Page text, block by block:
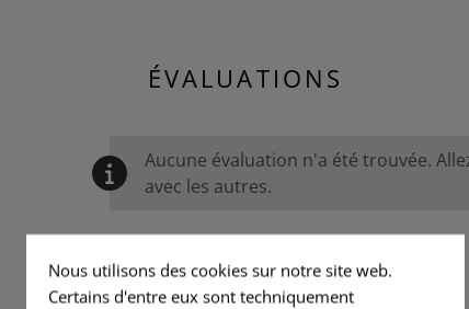
ÉVALUATIONS
Aucune évaluation n'a été trouvée.
avec les autres.
Nous utilisons des cookies sur notre site web.
Certains d'entre eux sont techniquement